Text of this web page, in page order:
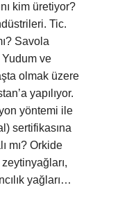
kim üretiyor?
Tic.
Savola
Yudum ve
olmak üzere
yapılıyor.
yöntemi ile
sertifikasına
mı? Orkide
yağları…